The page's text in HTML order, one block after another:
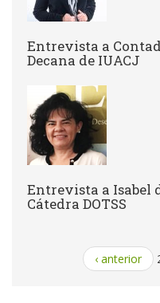
Entrevista a
Decana de IUACJ
Entrevista a Isabel
Cátedra DOTSS
‹ anterior